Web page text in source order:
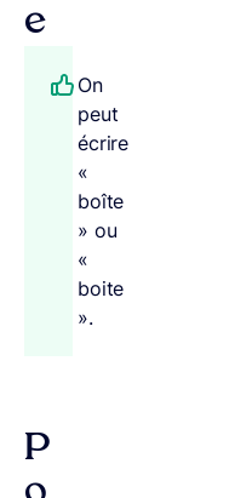
e
On
peut
écrire
«
boîte
» ou
«
boite
».
P